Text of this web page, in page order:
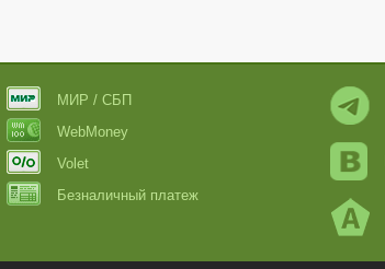
МИР / СБП
WebMoney
Volet
Безналичный платеж